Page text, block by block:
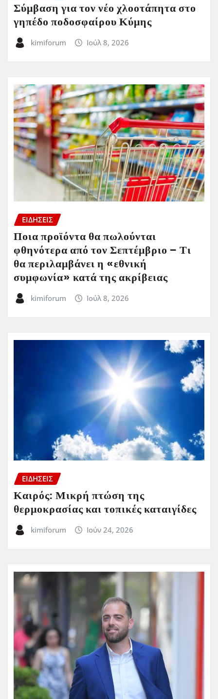
Σύμβαση για τον νέο χλοοτάπητα στο
γηπέδο ποδοσφαίρου Κύμης
kimiforum Ιούλ 8, 2026
ΕΙΔΗΣΕΙΣ
Ποια προϊόντα θα πωλούνται
φθηνότερα από τον Σεπτέμβριο – Τι
θα περιλαμβάνει η «εθνική
συμφωνία» κατά της ακρίβειας
kimiforum Ιούλ 8, 2026
ΕΙΔΗΣΕΙΣ
Καιρός: Μικρή πτώση της
θερμοκρασίας και τοπικές καταιγίδες
kimiforum Ιούν 24, 2026